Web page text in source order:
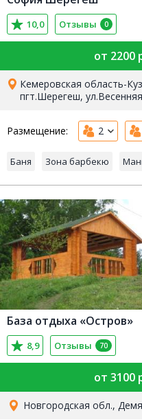
10,0 Отзывы 0
от 2200
Кемеровская область-
пгт.Шерегеш,
Размещение: 2
Баня Зона барбекю
База отдыха «Остров»
8,9 Отзывы 70
от 3100
Новгородская обл.,